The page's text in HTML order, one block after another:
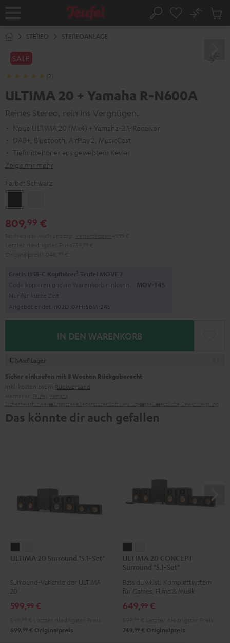
Startseite Suche
No
STEREO STEREOANLAGE
SALE
(2)
ULTIMA 20 + Yamaha R-N600A
Reines Stereo, rein ins Vergnügen.
Neue ULTIMA 20 (Mk4) + Yamaha-2.1-Receiver
DAB+, Bluetooth, AirPlay 2, MusicCast
Tiefmitteltöner aus gewebtem Kevlar
Zeige mir mehr
Farbe: Schwarz
809,99 €
Gratis USB-C Kopfhörer1 Teufel MOVE 2
Code kopieren und im Warenkorb einlösen. MOV-T4S
Nur für kurze Zeit
Angebot endet in02D:07H: 56M: 23S
IN DEN WARENKORB
Auf Lager
Sicher einkaufen mit 8 Wochen Rückgaberecht
inkl. kostenlosem Rückversand
Das könnte dir auch gefallen
20
"5.1-
Schwarz
20
"5.1-
Weiß
ULTIMA 20 Surround "5.1-Set"
Surround-Variante der ULTIMA
20
599,99 €
699, 99 € Originalpreis
20
CONCEPT
Surround
Set"
20
CONCEPT
Surround
"5.1-
Set"
ULTIMA 20 CONCEPT
Surround "5.1-Set"
Bass du willst: Komplettsystem
für Games, Filme & Musik
649,99 €
749, 99 € Originalpreis